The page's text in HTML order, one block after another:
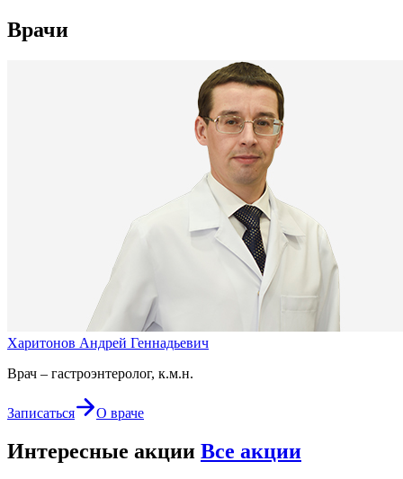
Врачи
Харитонов Андрей Геннадьевич
Врач – гастроэнтеролог, к.м.н.
Записаться О враче
Интересные акции Все акции